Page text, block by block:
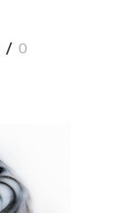
/ 0